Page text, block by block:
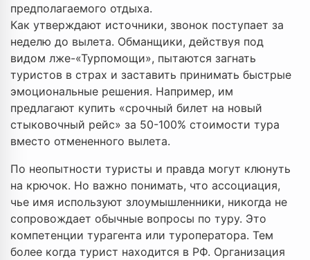
предполагаемого отдыха.
Как утверждают источники, звонок поступает за
неделю до вылета. Обманщики, действуя под
видом лже-«Турпомощи», пытаются загнать
туристов в страх и заставить принимать быстрые
эмоциональные решения. Например, им
предлагают купить «срочный билет на новый
стыковочный рейс» за 50-100% стоимости тура
вместо отмененного вылета.
По неопытности туристы и правда могут клюнуть
на крючок. Но важно понимать, что ассоциация,
чье имя используют злоумышленники, никогда не
сопровождает обычные вопросы по туру. Это
компетенции турагента или туроператора. Тем
более когда турист находится в РФ. Организация